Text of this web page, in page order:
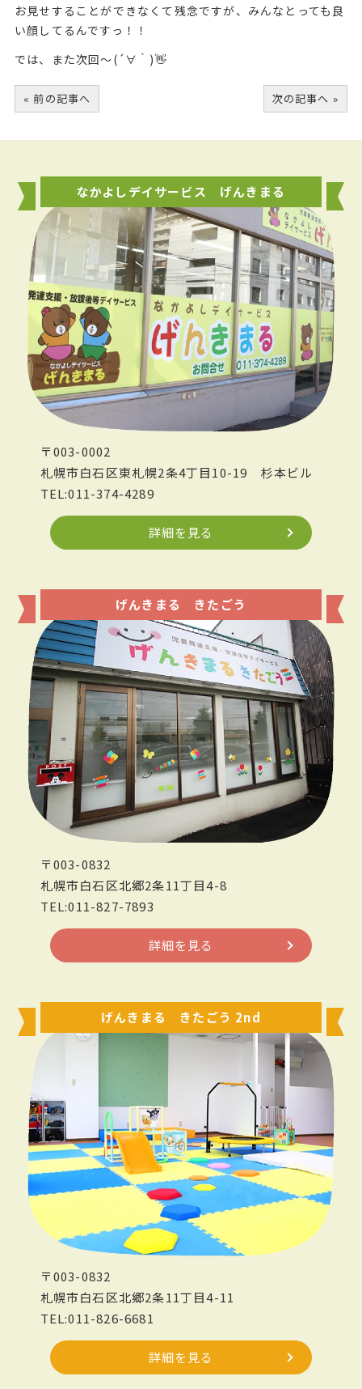
お見せすることができなくて残念ですが、みんなとっても良
い顔してるんですっ！！
では、また次回〜(´∀｀)👋
« 前の記事へ 次の記事へ »
なかよしデイサービス げんきまる
〒003-0002
札幌市白石区東札幌2条4丁目10-19 杉本ビル
TEL:011-374-4289
詳細を見る
げんきまる きたごう
〒003-0832
札幌市白石区北郷2条11丁目4-8
TEL:011-827-7893
詳細を見る
げんきまる きたごう 2nd
〒003-0832
札幌市白石区北郷2条11丁目4-11
TEL:011-826-6681
詳細を見る